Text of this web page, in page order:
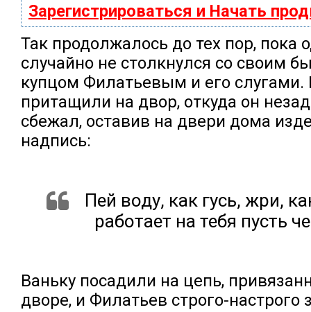
Зарегистрироваться и Начать
Так продолжалось до тех пор, пока
случайно не столкнулся со своим
купцом Филатьевым и его слугами.
притащили на двор, откуда он
сбежал, оставив на двери дома
надпись:
Пей воду, как гусь, жри,
работает на тебя пусть
Ваньку посадили на цепь,
дворе, и Филатьев строго-настрого